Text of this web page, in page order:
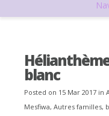
blanc
Posted on 15 Mar 2017 in
Mesfiwa, Autres familles,